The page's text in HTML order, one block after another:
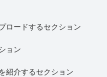
ロードするセクション
ョン
紹介するセクション